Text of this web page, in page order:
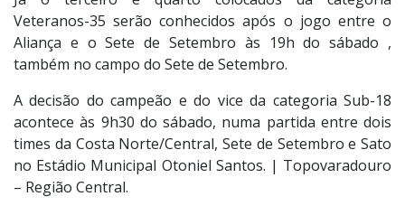
Já o terceiro e quarto colocados da categoria
Veteranos-35 serão conhecidos após o jogo entre o
Aliança e o Sete de Setembro às 19h do sábado ,
também no campo do Sete de Setembro.
A decisão do campeão e do vice da categoria Sub-18
acontece às 9h30 do sábado, numa partida entre dois
times da Costa Norte/Central, Sete de Setembro e Sato
no Estádio Municipal Otoniel Santos. | Topovaradouro
– Região Central.